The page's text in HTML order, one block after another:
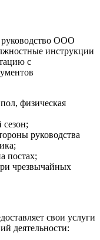
руководство ООО
инструкции
с
физическая
руководства
постах;
чрезвычайных
свои услуги
деятельности: